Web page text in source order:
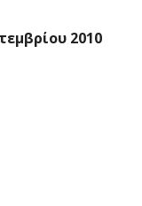
2010